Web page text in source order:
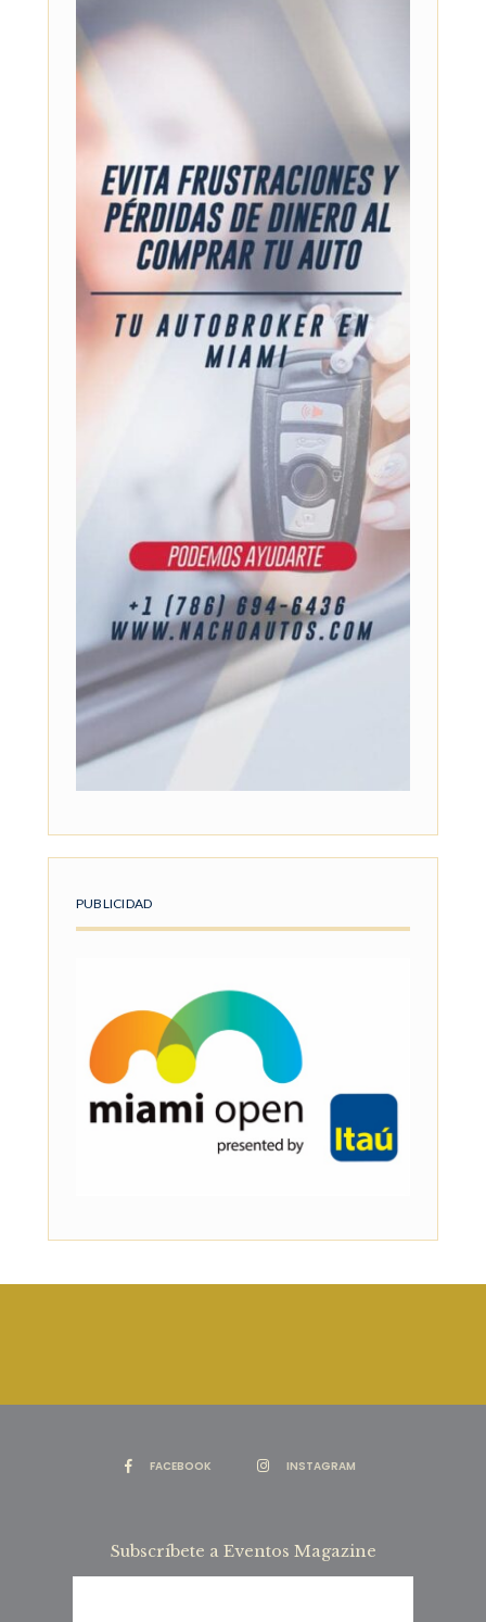
PUBLICIDAD
FACEBOOK INSTAGRAM
Subscríbete a Eventos Magazine